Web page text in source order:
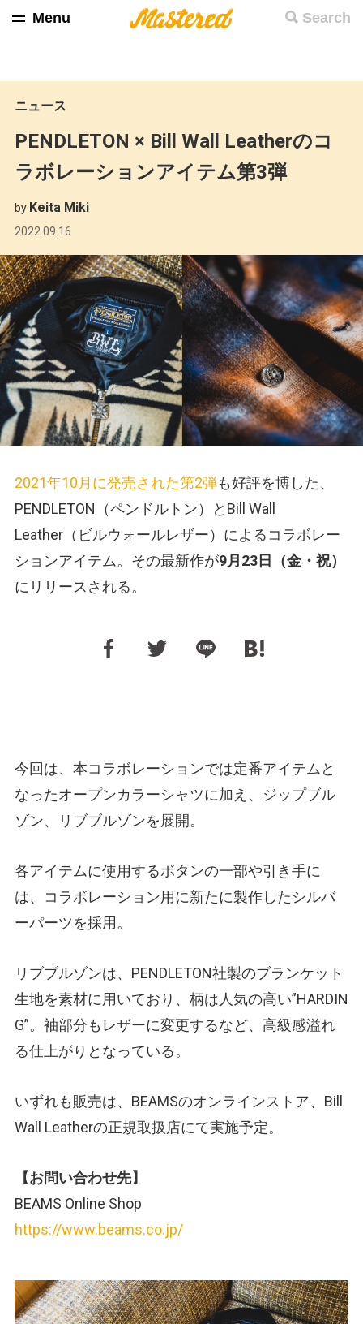
Search
Menu
ニュース
PENDLETON × Bill Wall Leatherのコ
ラボレーションアイテム第3弾
by Keita Miki
2022.09.16
2021年10月に発売された第2弾も好評を博した、
PENDLETON（ペンドルトン）とBill Wall
Leather（ビルウォールレザー）によるコラボレー
ションアイテム。その最新作が9月23日（金・祝）
にリリースされる。
今回は、本コラボレーションでは定番アイテムと
なったオープンカラーシャツに加え、ジップブル
ゾン、リブブルゾンを展開。
各アイテムに使用するボタンの一部や引き手に
は、コラボレーション用に新たに製作したシルバ
ーパーツを採用。
リブブルゾンは、PENDLETON社製のブランケット
生地を素材に用いており、柄は人気の高い”HARDIN
G”。袖部分もレザーに変更するなど、高級感溢れ
る仕上がりとなっている。
いずれも販売は、BEAMSのオンラインストア、Bill
Wall Leatherの正規取扱店にて実施予定。
【お問い合わせ先】
BEAMS Online Shop
https://www.beams.co.jp/